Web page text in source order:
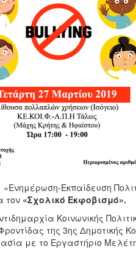
Εκπαίδευση
τον «Σχολικό Εκφοβισμό».
Κοινωνικής
της 3ης Δημοτικής
με το Εργαστήριο